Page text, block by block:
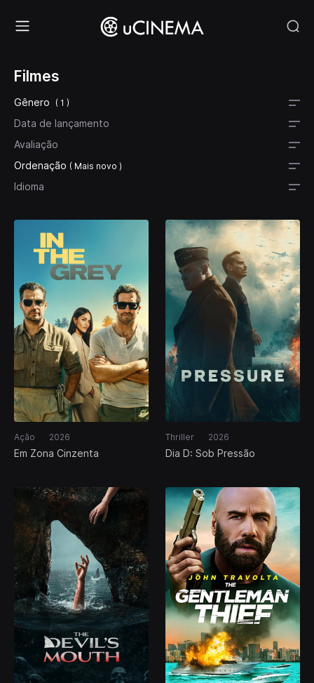
Filmes
Gênero ( 1 )
Data de lançamento
Avaliação
Ordenação ( Mais novo )
Idioma
Ação 2026
Em Zona Cinzenta
Thriller 2026
Dia D: Sob Pressão